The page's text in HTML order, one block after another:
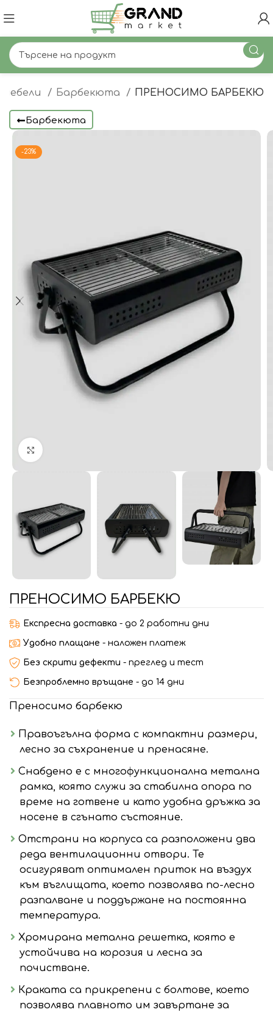
Барбекюта ПРЕНОСИМО БАРБЕКЮ
Барбекюта
-23%
ПРЕНОСИМО БАРБЕКЮ
Експресна доставка - до 2 работни дни
Удобно плащане - наложен платеж
Без скрити дефекти - преглед и тест
Безпроблемно връщане - до 14 дни
Преносимо барбекю
Правоъгълна форма с компактни размери,
лесно за съхранение и пренасяне.
Снабдено е с многофункционална метална
рамка, която служи за стабилна опора по
време на готвене и като удобна дръжка за
носене в сгънато състояние.
Отстрани на корпуса са разположени два
реда вентилационни отвори. Те
осигуряват оптимален приток на въздух
към въглищата, което позволява по-лесно
разпалване и поддържане на постоянна
температура.
Хромирана метална решетка, която е
устойчива на корозия и лесна за
почистване.
Краката са прикрепени с болтове, което
позволява плавното им завъртане за